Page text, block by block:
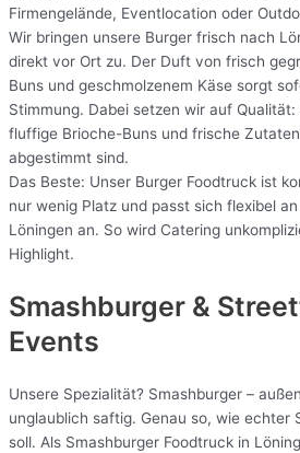
Firmengelände, Eventlocation oder
Wir bringen unsere Burger frisch nach
direkt vor Ort zu. Der Duft von frisch
Buns und geschmolzenem Käse sorgt
Stimmung. Dabei setzen wir auf
fluffige Brioche-Buns und frische
abgestimmt sind.
Das Beste: Unser Burger Foodtruck ist
nur wenig Platz und passt sich flexibel
Löningen an. So wird Catering
Highlight.
Smashburger &
Events
Unsere Spezialität? Smashburger –
unglaublich saftig. Genau so, wie echter
soll. Als Smashburger Foodtruck in